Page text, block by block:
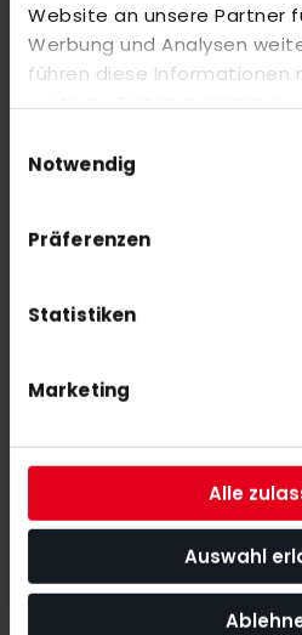
Website an unsere Partner
Werbung und Analysen
führen diese Informationen
weiteren Daten zusammen,
Nutzung der Dienste
Notwendig
Präferenzen
Statistiken
Marketing
Alle
Auswahl
75,00 € 45,00 €
Mit unserem Newsletter seid ihr
was News, Tipps und